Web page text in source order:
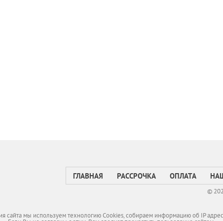
ГЛАВНАЯ РАССРОЧКА ОПЛАТА
©
сайта мы используем технологию Cookies, собираем информацию об IP